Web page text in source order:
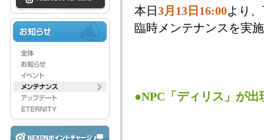
本日 3月13日 16:00より
臨時メンテナンスを実
●NPC「ディリス」が出